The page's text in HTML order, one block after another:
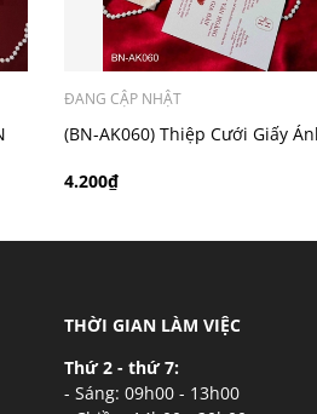
ĐANG CẬP NHẬT
(BN-AK060) Thiệp Cưới Giấy
4.200₫
THỜI GIAN LÀM VIỆC
Thứ 2 - thứ 7:
- Sáng: 09h00 - 13h00